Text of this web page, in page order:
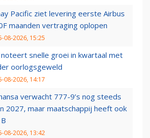
Pacific ziet levering eerste Airbus
maanden vertraging oplopen
08-2026, 15:25
noteert snelle groei in kwartaal met
oorlogsgeweld
08-2026, 14:17
verwacht 777-9’s nog steeds
2027, maar maatschappij heeft ook
08-2026, 13:42